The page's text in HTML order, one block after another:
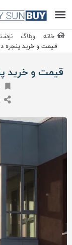
خانه وبلاگ
قیمت و خرید پنجره
قیمت و خرید